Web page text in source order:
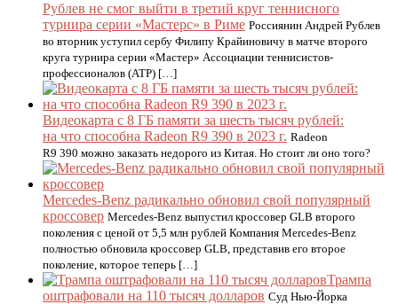
Рублев не смог выйти в третий круг теннисного
турнира серии «Мастерс» в Риме Россиянин Андрей Рублев
во вторник уступил сербу Филипу Крайиновичу в матче второго
круга турнира серии «Мастер» Ассоциации теннисистов-
профессионалов (ATP) […]
Видеокарта с 8 ГБ памяти за шесть тысяч рублей:
на что способна Radeon R9 390 в 2023 г. Radeon
R9 390 можно заказать недорого из Китая. Но стоит ли оно того?
Mercedes-Benz радикально обновил свой популярный
кроссовер Mercedes-Benz выпустил кроссовер GLB второго
поколения с ценой от 5,5 млн рублей Компания Mercedes-Benz
полностью обновила кроссовер GLB, представив его второе
поколение, которое теперь […]
Трампа
оштрафовали на 110 тысяч долларов Суд Нью-Йорка